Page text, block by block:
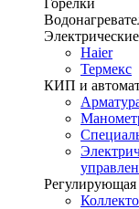
Горелки
Haier
Термекс
КИП и
Регулирующая